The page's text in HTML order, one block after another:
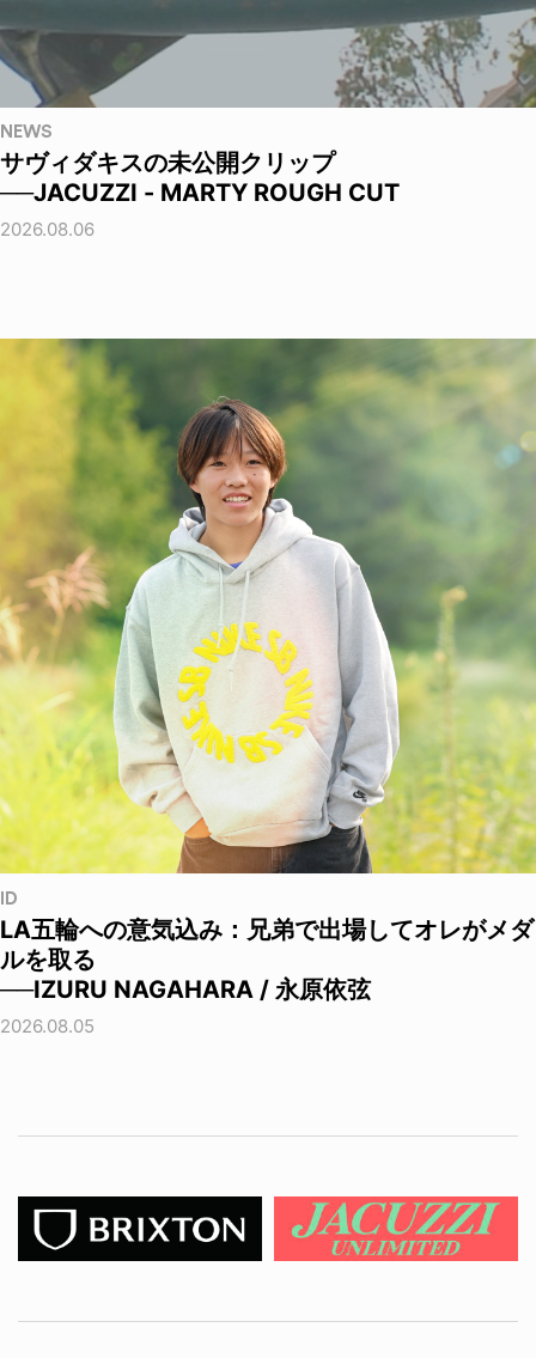
NEWS
サヴィダキスの未公開クリップ
──JACUZZI - MARTY ROUGH CUT
2026.08.06
ID
LA五輪への意気込み：兄弟で出場してオレがメダ
ルを取る
──IZURU NAGAHARA / 永原依弦
2026.08.05